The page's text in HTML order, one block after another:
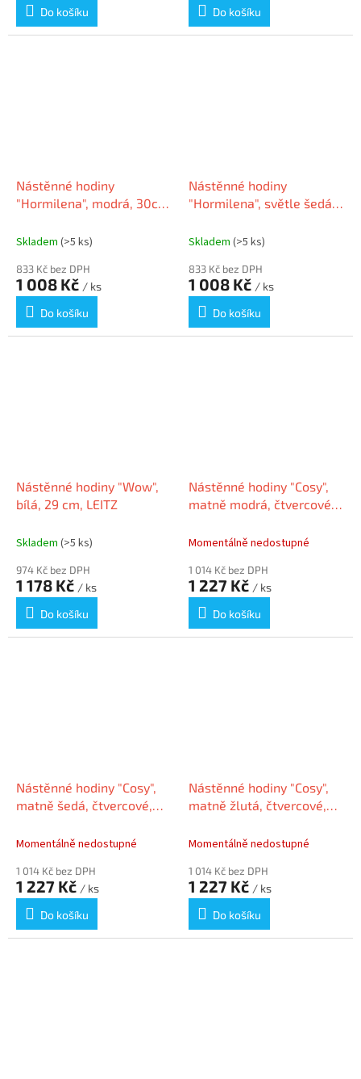
Do košíku Do košíku
Nástěnné hodiny
"Hormilena", modrá, 30cm,
Skladem (>5 ks)
833 Kč bez DPH
1 008 Kč / ks
Do košíku
Nástěnné hodiny
"Hormilena", světle šedá,
Skladem (>5 ks)
833 Kč bez DPH
1 008 Kč / ks
Do košíku
Nástěnné hodiny "Wow",
bílá, 29 cm, LEITZ
Skladem (>5 ks)
974 Kč bez DPH
1 178 Kč / ks
Do košíku
Nástěnné hodiny "Cosy",
matně modrá, čtvercové,
Momentálně nedostupné
1 014 Kč bez DPH
1 227 Kč / ks
Do košíku
Nástěnné hodiny "Cosy",
matně šedá, čtvercové,
Momentálně nedostupné
1 014 Kč bez DPH
1 227 Kč / ks
Do košíku
Nástěnné hodiny "Cosy",
matně žlutá, čtvercové,
Momentálně nedostupné
1 014 Kč bez DPH
1 227 Kč / ks
Do košíku